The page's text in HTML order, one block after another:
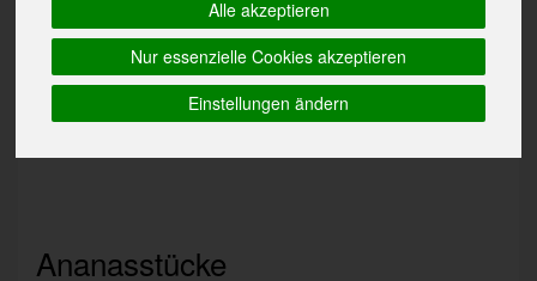
Alle akzeptieren
Nur essenzielle Cookies akzeptieren
Einstellungen ändern
Ananasstücke